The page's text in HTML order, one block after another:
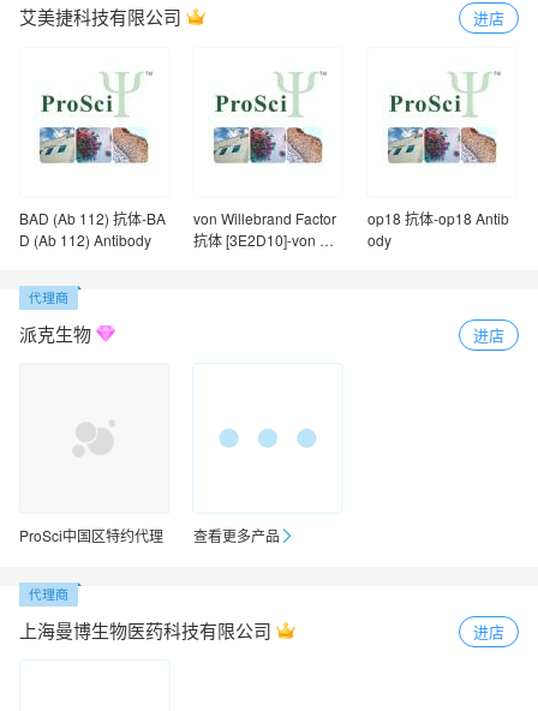
roSci的名字已在520多篇科研论文中出现了1500多次，ProSci
的经销商和客户都对ProSci产品的质量和服务十分满意。我们
C），免疫细胞化学（ICC），酶联免疫吸附实验（ELISA)和细
胞流式分析（FACS)等方面。此外，ProSci还提供标记二抗，
重组蛋白，细胞和组织裂解液，细胞涂片，组织切片，多肽等
产品与抗体配套使用。ProSci在美国拥有完整的免疫学试剂开
艾美捷科技有限公司 进店
BAD (Ab 112) 抗体-BA
D (Ab 112) Antibody
von Willebrand Factor
抗体 [3E2D10]-von Wil
op18 抗体-op18 Antib
ody
派克生物 进店
ProSci中国区特约代理 查看更多产品
上海曼博生物医药科技有限公司 进店